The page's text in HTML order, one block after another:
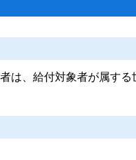
、給付対象者が属する